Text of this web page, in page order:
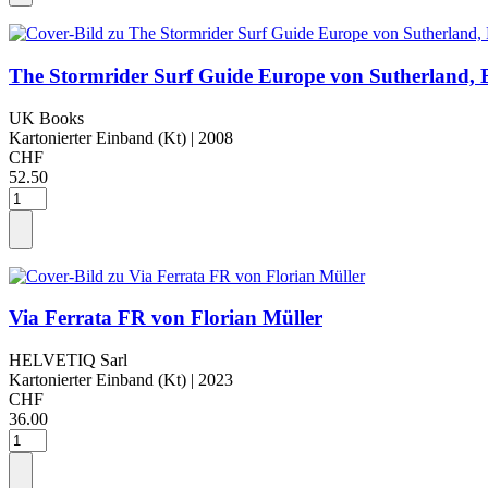
The Stormrider Surf Guide Europe von Sutherland,
UK Books
Kartonierter Einband (Kt) | 2008
CHF
52.50
Via Ferrata FR von Florian Müller
HELVETIQ Sarl
Kartonierter Einband (Kt) | 2023
CHF
36.00